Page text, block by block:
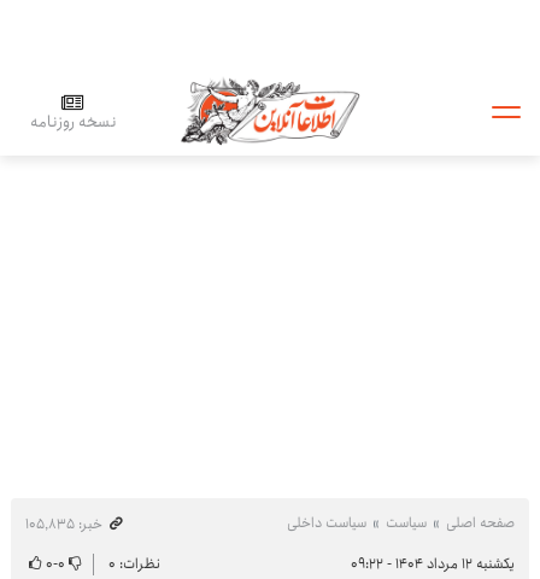
نسخه روزنامه
صفحه اصلی سیاست سیاست داخلی
خبر: ۱۰۵٬۸۳۵
یکشنبه ۱۲ مرداد ۱۴۰۴ - ۰۹:۲۲
نظرات: ۰ ۰-۰